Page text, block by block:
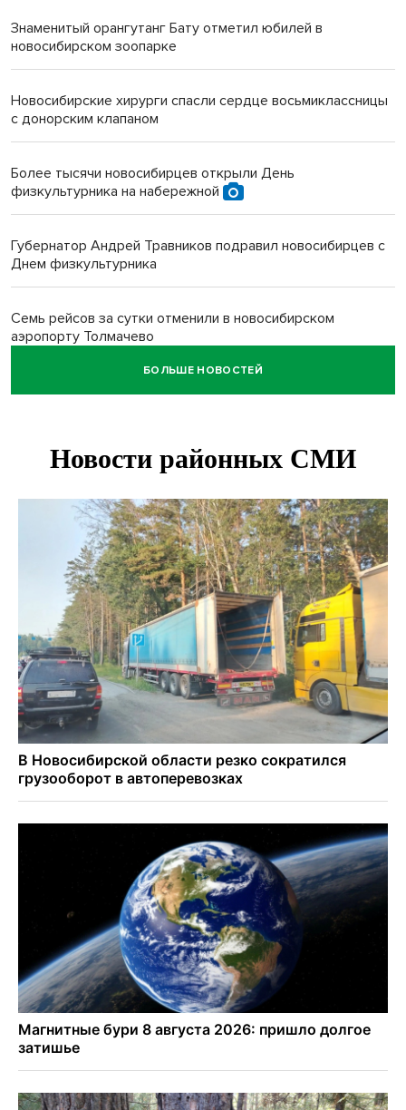
Знаменитый орангутанг Бату отметил юбилей в
новосибирском зоопарке
Новосибирские хирурги спасли сердце восьмиклассницы
с донорским клапаном
Более тысячи новосибирцев открыли День
физкультурника на набережной
Губернатор Андрей Травников подравил новосибирцев с
Днем физкультурника
Семь рейсов за сутки отменили в новосибирском
аэропорту Толмачево
БОЛЬШЕ НОВОСТЕЙ